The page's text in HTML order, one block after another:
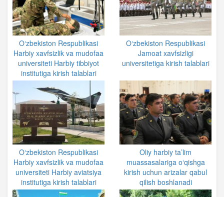
O‘zbekiston Respublikasi
Harbiy xavfsizlik va mudofaa
universiteti Harbiy tibbiyot
institutiga kirish talablari
O‘zbekiston Respublikasi
Jamoat xavfsizligi
universitetiga kirish talablari
O‘zbekiston Respublikasi
Harbiy xavfsizlik va mudofaa
universiteti Harbiy aviatsiya
institutiga kirish talablari
Oliy harbiy ta’lim
muassasalariga o‘qishga
kirish uchun arizalar qabul
qilish boshlanadi